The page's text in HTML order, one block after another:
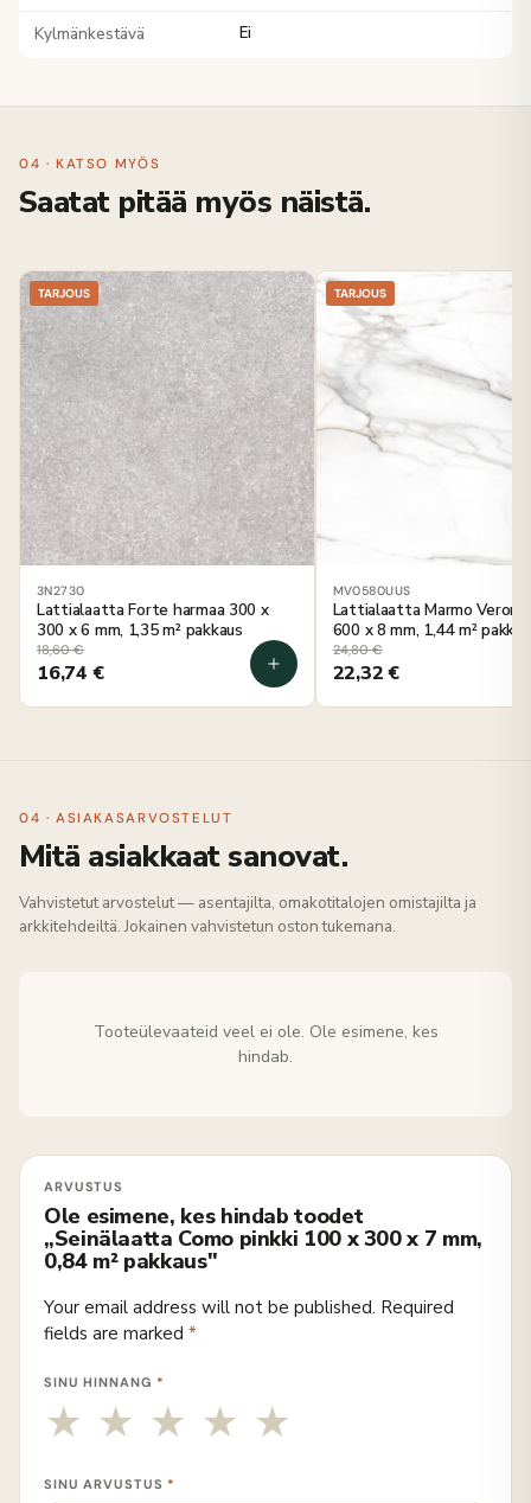
Kylmänkestävä Ei
04 · KATSO MYÖS
Saatat pitää myös näistä.
TARJOUS
3N2730
Lattialaatta Forte harmaa 300 x
300 x 6 mm, 1,35 m² pakkaus
18,60€
16,74 €
TARJOUS
MV0580UUS
Lattialaatta Marmo
600 x 8 mm, 1,44 m²
24,80€
22,32€
04 · ASIAKASARVOSTELUT
Mitä asiakkaat sanovat.
Vahvistetut arvostelut — asentajilta, omakotitalojen omistajilta ja
arkkitehdeiltä. Jokainen vahvistetun oston tukemana.
Tooteülevaateid veel ei ole. Ole esimene, kes
hindab.
Ole esimene, kes hindab toodet
„Seinälaatta Como pinkki 100 x 300 x 7 mm,
0,84 m² pakkaus"
Your email address will not be published. Required
fields are marked *
SINU HINNANG *
SINU ARVUSTUS *